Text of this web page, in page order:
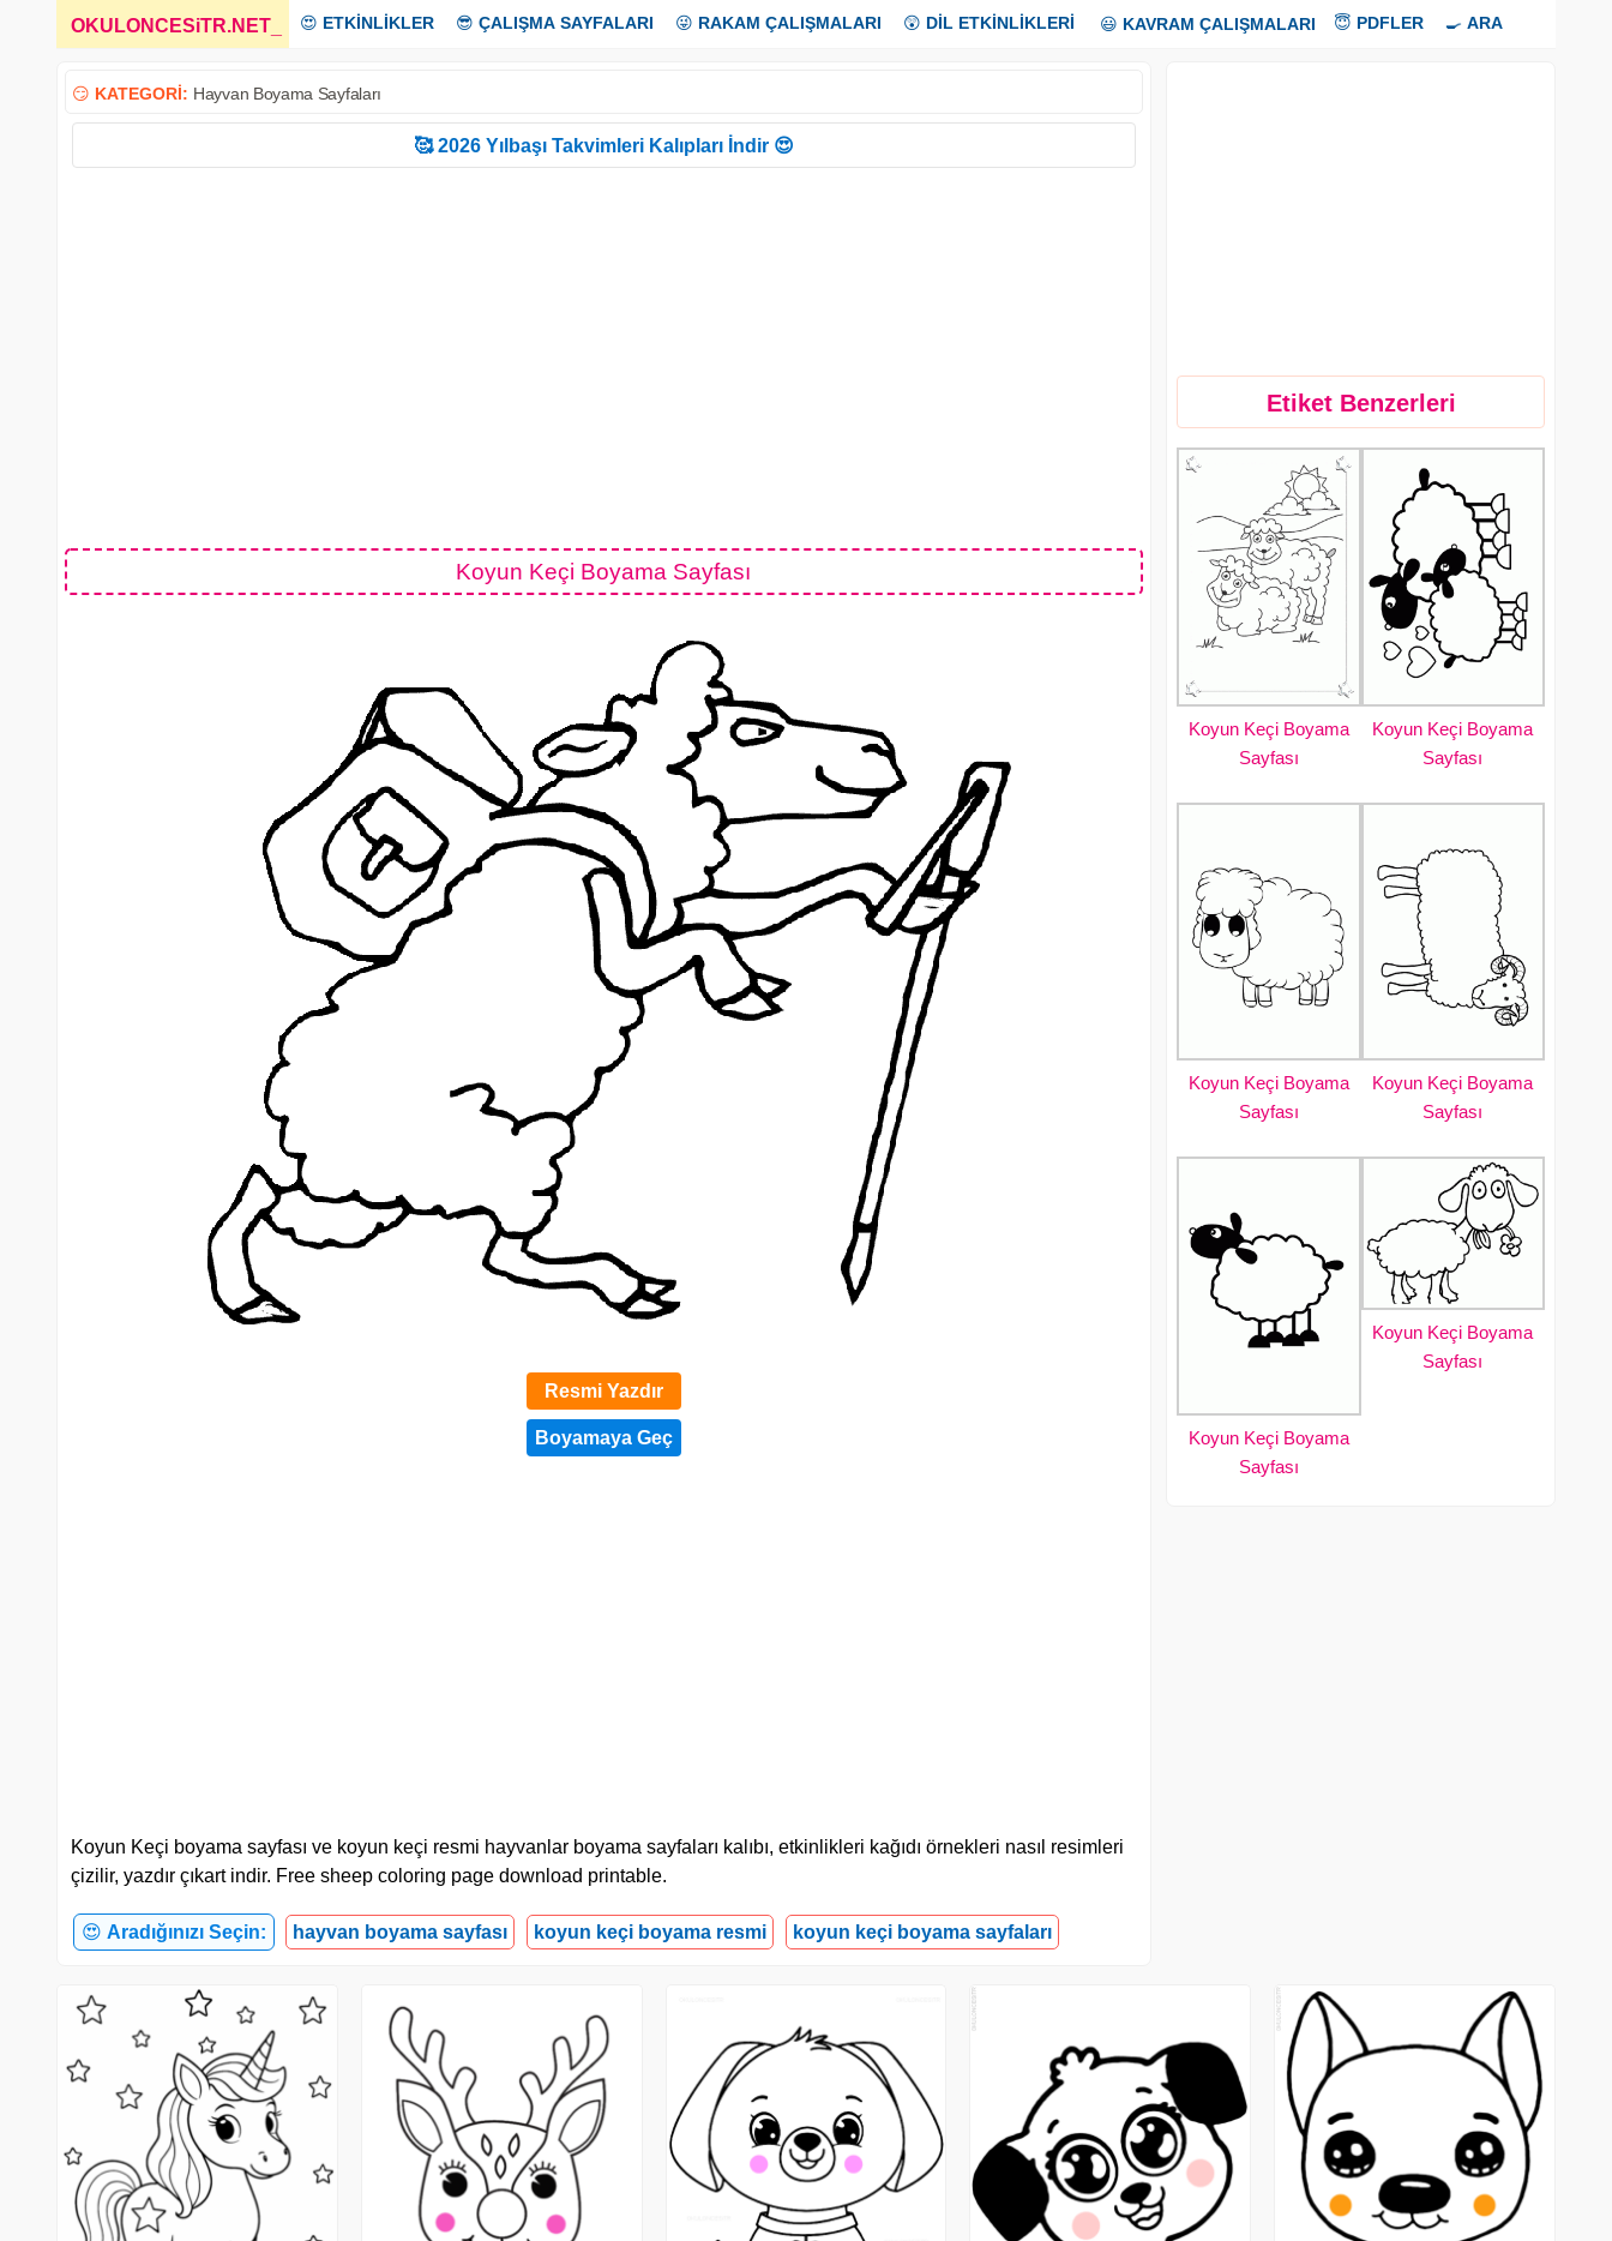
OKULONCESiTR.NET 😍 ETKİNLİKLER 😎 ÇALIŞMA SAYFALARI 😜 RAKAM ÇALIŞMALARI 😲 DİL ETKİNLİKLERİ 😃 KAVRAM ÇALIŞMALARI 😇 PDFLER 🍳 ARA
😏 KATEGORİ: Hayvan Boyama Sayfaları
🥰 2026 Yılbaşı Takvimleri Kalıpları İndir 😍
Koyun Keçi Boyama Sayfası
Resmi Yazdır
Koyun Keçi boyama sayfası ve koyun keçi resmi hayvanlar boyama sayfaları kalıbı, etkinlikleri kağıdı örnekleri nasıl resimleri
çizilir, yazdır çıkart indir. Free sheep coloring page download printable.
😍 Aradığınızı Seçin: hayvan boyama sayfası koyun keçi boyama resmi koyun keçi boyama sayfaları
Etiket Benzerleri
Koyun Keçi Boyama
Sayfası
Koyun Keçi Boyama
Sayfası
Koyun Keçi Boyama
Sayfası
Koyun Keçi Boyama
Sayfası
Koyun Keçi Boyama
Sayfası
Koyun Keçi Boyama
Sayfası